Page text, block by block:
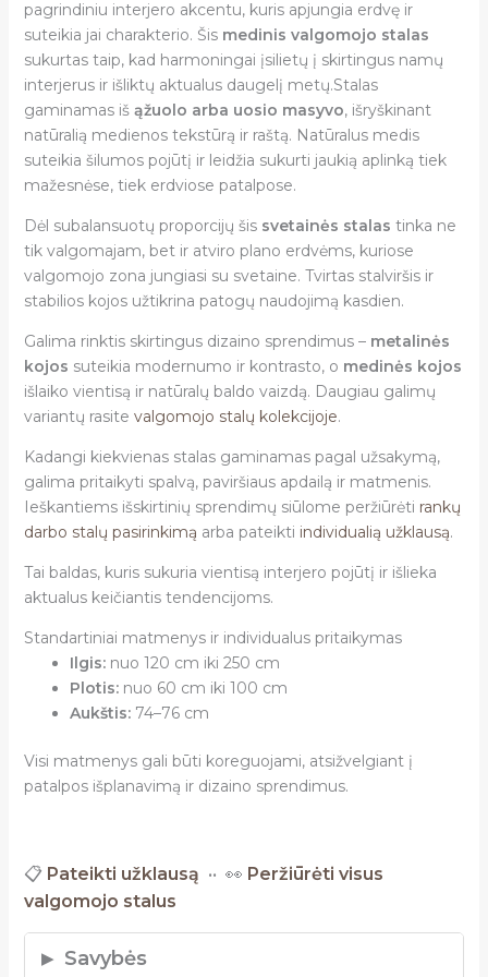
pagrindiniu interjero akcentu, kuris apjungia erdvę ir
suteikia jai charakterio. Šis medinis valgomojo stalas
sukurtas taip, kad harmoningai įsilietų į skirtingus namų
interjerus ir išliktų aktualus daugelį metų.Stalas
gaminamas iš ąžuolo arba uosio masyvo, išryškinant
natūralią medienos tekstūrą ir raštą. Natūralus medis
suteikia šilumos pojūtį ir leidžia sukurti jaukią aplinką tiek
mažesnėse, tiek erdviose patalpose.
Dėl subalansuotų proporcijų šis svetainės stalas tinka ne
tik valgomajam, bet ir atviro plano erdvėms, kuriose
valgomojo zona jungiasi su svetaine. Tvirtas stalviršis ir
stabilios kojos užtikrina patogų naudojimą kasdien.
Galima rinktis skirtingus dizaino sprendimus – metalinės
kojos suteikia modernumo ir kontrasto, o medinės kojos
išlaiko vientisą ir natūralų baldo vaizdą. Daugiau galimų
variantų rasite valgomojo stalų kolekcijoje.
Kadangi kiekvienas stalas gaminamas pagal užsakymą,
galima pritaikyti spalvą, paviršiaus apdailą ir matmenis.
Ieškantiems išskirtinių sprendimų siūlome peržiūrėti rankų
darbo stalų pasirinkimą arba pateikti individualią užklausą.
Tai baldas, kuris sukuria vientisą interjero pojūtį ir išlieka
aktualus keičiantis tendencijoms.
Standartiniai matmenys ir individualus pritaikymas
Ilgis:nuo 120 cm iki 250 cm
Plotis:nuo 60 cm iki 100 cm
Aukštis:74–76 cm
Visi matmenys gali būti koreguojami, atsižvelgiant į
patalpos išplanavimą ir dizaino sprendimus.
📋 Pateikti užklausą •• 👀 Peržiūrėti visus
valgomojo stalus
Savybės